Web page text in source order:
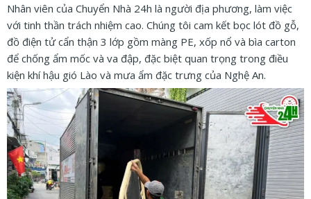
Nhân viên của Chuyển Nhà 24h là người địa phương, làm việc
với tinh thần trách nhiệm cao. Chúng tôi cam kết bọc lót đồ gỗ,
đồ điện tử cẩn thận 3 lớp gồm màng PE, xốp nổ và bìa carton
để chống ẩm mốc và va đập, đặc biệt quan trọng trong điều
kiện khí hậu gió Lào và mưa ẩm đặc trưng của Nghệ An.